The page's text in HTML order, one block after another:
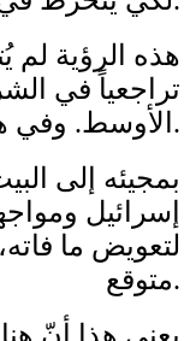
هذه الرؤية لم
تراجعياً في
الأوسط. وفي هذه الفترة خصوصاً، نما نفوذ «حزب الله»، وتوسع كثيراً في الداخل السوري حيث نجح في تثبيت نظام الأسد ضدّ معارضيه.
لتعويض ما
متوقع.
يعني هذا أنّ